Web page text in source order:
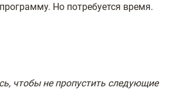
Но потребуется время.
чтобы не пропустить следующие